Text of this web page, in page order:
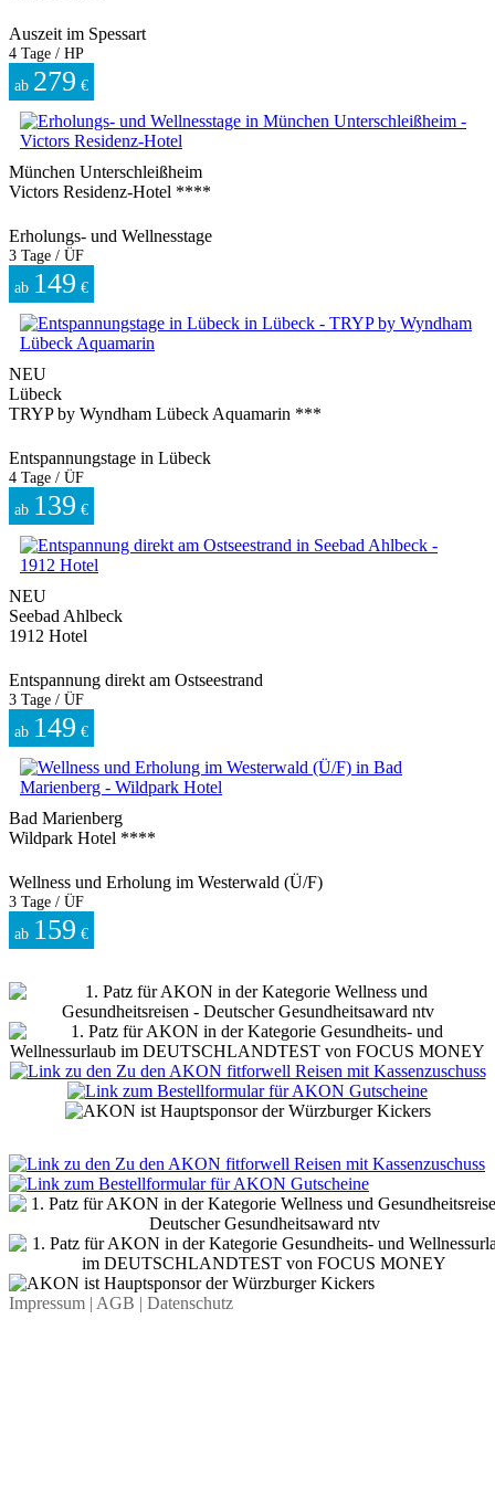
Auszeit im Spessart
4 Tage / HP
ab 279 €
München Unterschleißheim
Victors Residenz-Hotel ****
Erholungs- und Wellnesstage
3 Tage / ÜF
ab 149 €
NEU
Lübeck
TRYP by Wyndham Lübeck Aquamarin ***
Entspannungstage in Lübeck
4 Tage / ÜF
ab 139 €
NEU
Seebad Ahlbeck
1912 Hotel
Entspannung direkt am Ostseestrand
3 Tage / ÜF
ab 149 €
Bad Marienberg
Wildpark Hotel ****
Wellness und Erholung im Westerwald (Ü/F)
3 Tage / ÜF
ab 159 €
Impressum | AGB | Datenschutz